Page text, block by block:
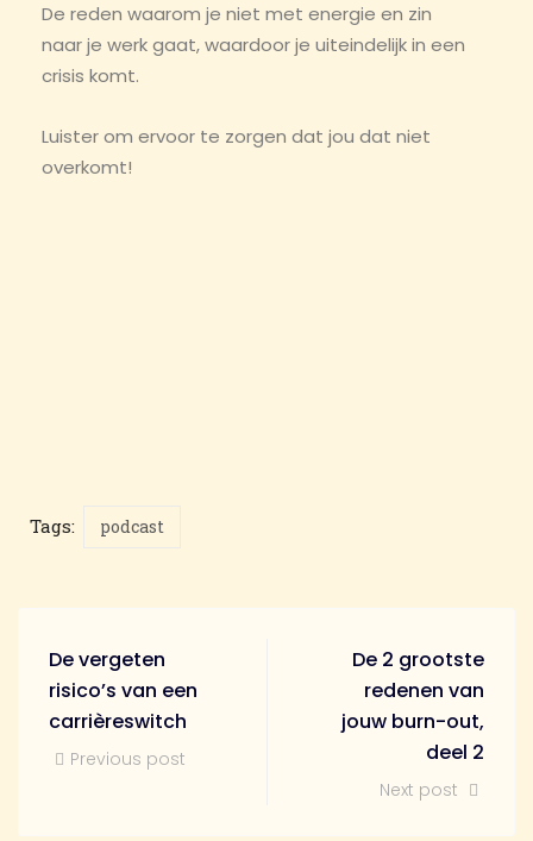
De reden waarom je niet met energie en zin
naar je werk gaat, waardoor je uiteindelijk in een
crisis komt.
Luister om ervoor te zorgen dat jou dat niet
overkomt!
Tags: podcast
De vergeten
risico’s van een
carrièreswitch
Previous post
De 2 grootste
redenen van
jouw burn-out,
deel 2
Next post